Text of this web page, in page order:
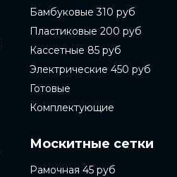
Бамбуковые 310 руб
Пластиковые 200 руб
Кассетные 85 руб
Электрические 450 руб
Готовые
Комплектующие
Москитные сетки
Рамочная 45 руб